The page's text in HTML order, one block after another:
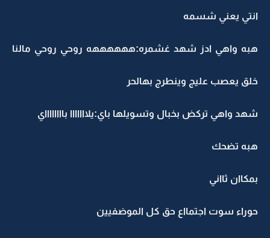
انتي يعني شسمه
هبه واهي ادز شهد غشمره:ههههههه روحي روحي مالنا
خلق يعصب عليج وينطرج بهالحر
شهد واهي تركض بخبال وتسويلها باي:يلااااااا بااااااااي
هبه تضحك
بمكاان ثااني
حوراء سوت اجتمااع حق كل الموضفيين